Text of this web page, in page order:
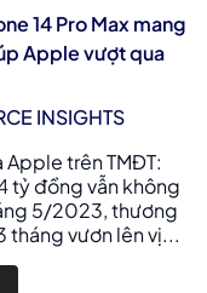
14 Pro Max mang
Apple vượt qua
INSIGHTS
trên TMĐT:
tỷ đồng vẫn không
5/2023, thương
tháng vươn lên vị...